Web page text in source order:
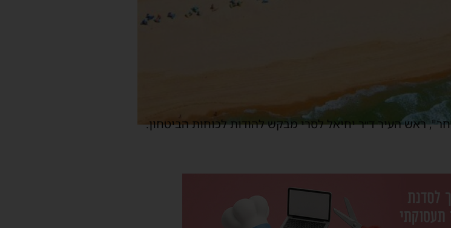
ראש העיר ד״ר יחיאל לסרי מבקש להודות לכוחות הביטחון.